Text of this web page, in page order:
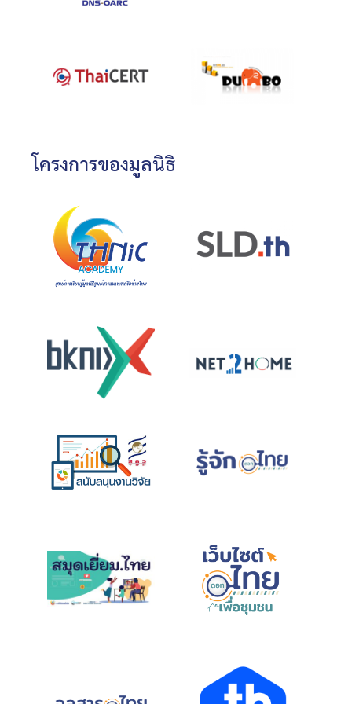
โครงการของมูลนิธิ